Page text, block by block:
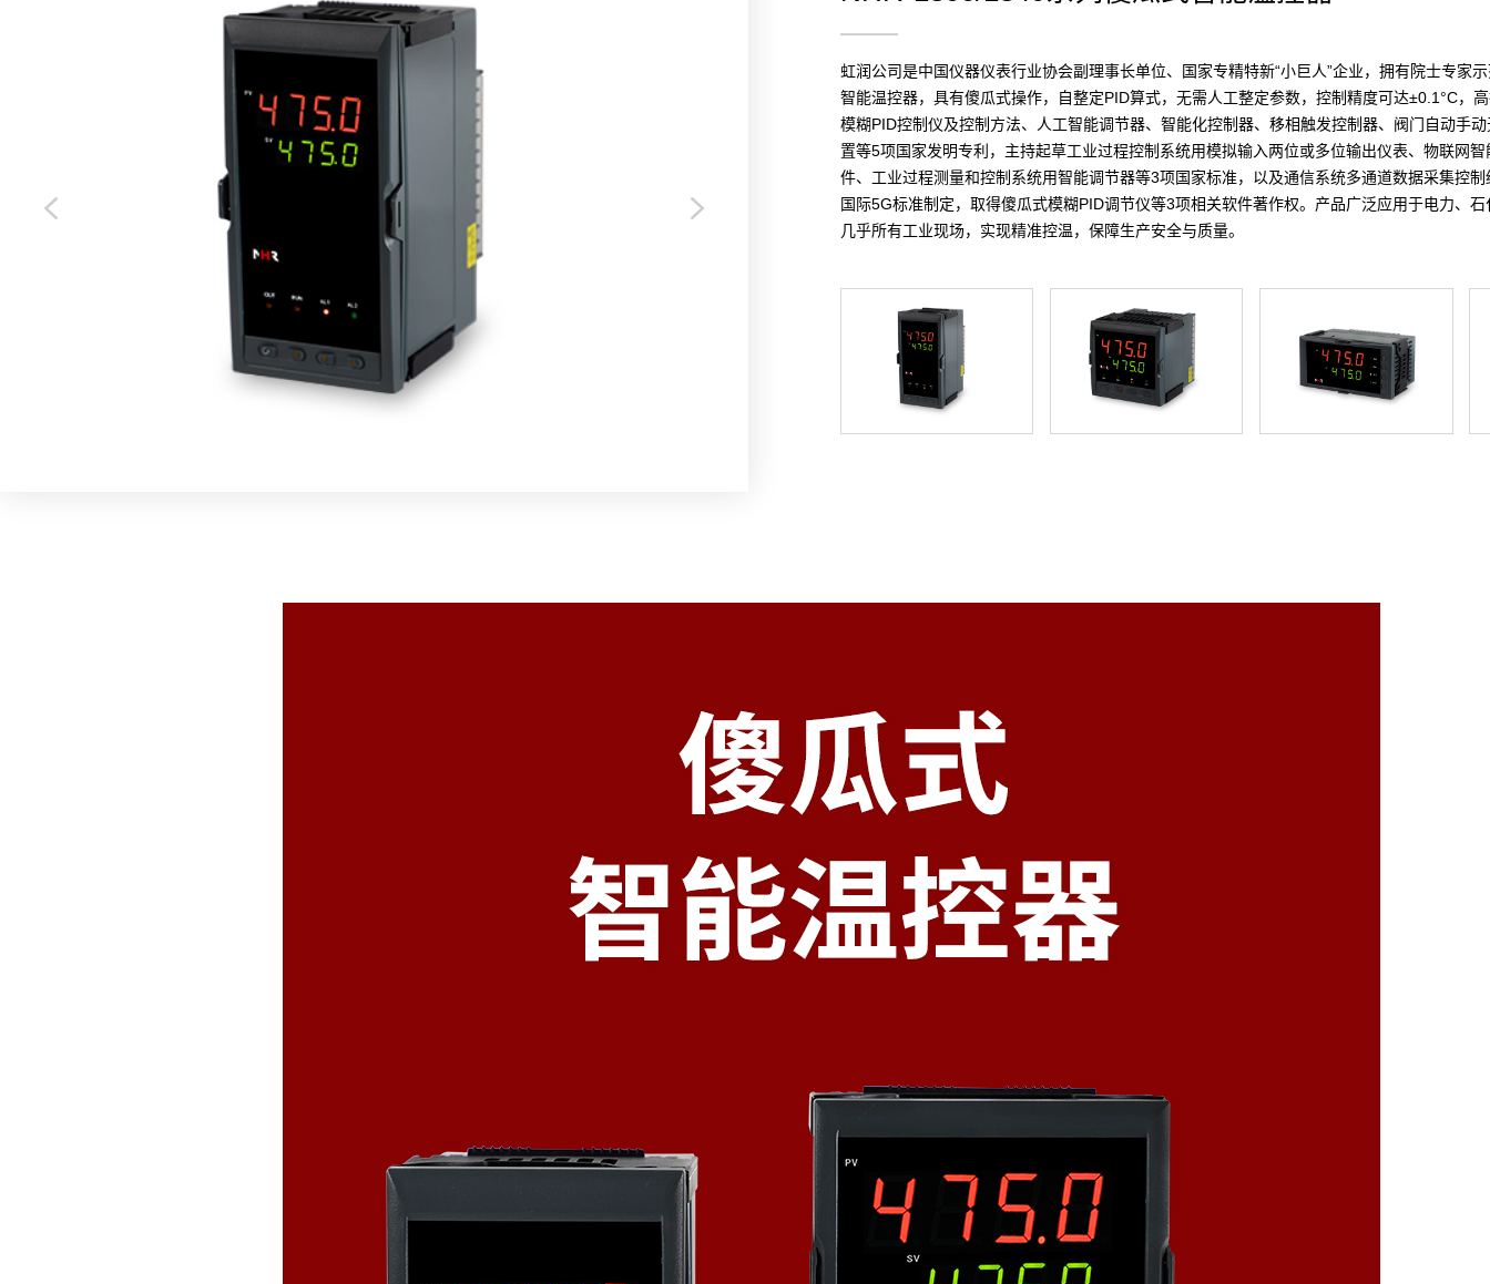
虹润公司是中国仪器仪表行业协会副理事长单位、国家专精特新“小巨人”企业，拥有院士专家
智能温控器，具有傻瓜式操作，自整定PID算式，无需人工整定参数，控制精度可达±0.1°C，
模糊PID控制仪及控制方法、人工智能调节器、智能化控制器、移相触发控制器、阀门自动手
置等5项国家发明专利，主持起草工业过程控制系统用模拟输入两位或多位输出仪表、物联网
件、工业过程测量和控制系统用智能调节器等3项国家标准，以及通信系统多通道数据采集控
国际5G标准制定，取得傻瓜式模糊PID调节仪等3项相关软件著作权。产品广泛应用于电力、
几乎所有工业现场，实现精准控温，保障生产安全与质量。